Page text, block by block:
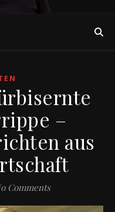
–
aus
Comments